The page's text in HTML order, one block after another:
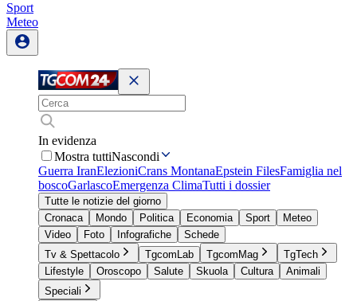
Sport
Meteo
In evidenza
Mostra tuttiNascondi
Guerra IranElezioniCrans MontanaEpstein FilesFamiglia nel
boscoGarlascoEmergenza ClimaTutti i dossier
Tutte le notizie del giorno
Cronaca
Mondo Politica Economia Sport
Meteo
Video
Foto Infografiche
Schede
Tv & Spettacolo
TgcomLab TgcomMag
TgTech
Lifestyle
Oroscopo Salute Skuola Cultura
Animali
Speciali